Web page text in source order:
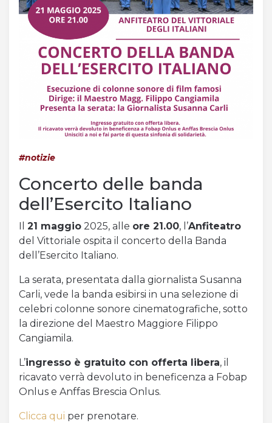
#notizie
Concerto delle banda
dell’Esercito Italiano
21 maggio 2025, alle ore 21.00, l’Anfiteatro
del Vittoriale ospita il concerto della Banda
dell’Esercito Italiano.
La serata, presentata dalla giornalista Susanna
Carli, vede la banda esibirsi in una selezione di
celebri colonne sonore cinematografiche, sotto
la direzione del Maestro Maggiore Filippo
Cangiamila.
L’ingresso è gratuito con offerta libera, il
ricavato verrà devoluto in beneficenza a Fobap
Onlus e Anffas Brescia Onlus.
Clicca qui per prenotare.